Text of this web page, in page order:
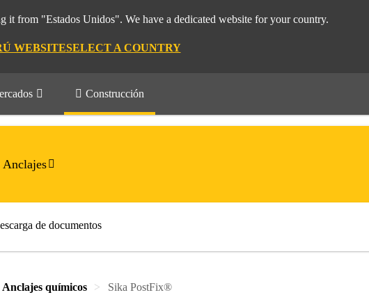
it from "Estados Unidos". We have a dedicated website for your country.
WEBSITESELECT A COUNTRY
Construcción
de documentos
Anclajes químicos Sika PostFix®